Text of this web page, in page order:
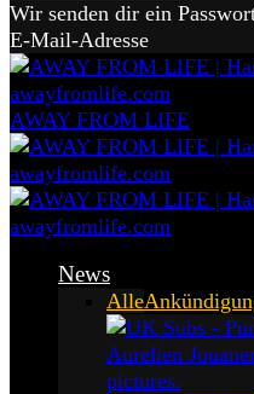
Wir senden dir ein
E-Mail-Adresse
AWAY FROM LIFE
News
Alle